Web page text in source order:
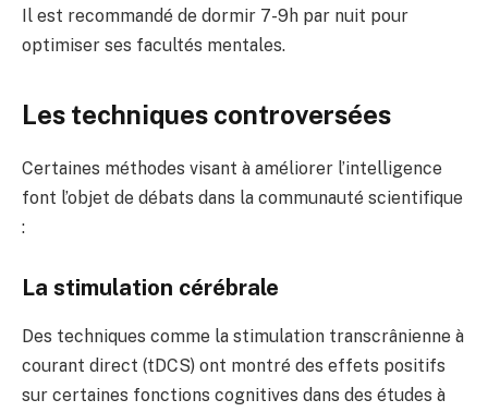
Il est recommandé de dormir 7-9h par nuit pour
optimiser ses facultés mentales.
Les techniques controversées
Certaines méthodes visant à améliorer l’intelligence
font l’objet de débats dans la communauté scientifique
:
La stimulation cérébrale
Des techniques comme la stimulation transcrânienne à
courant direct (tDCS) ont montré des effets positifs
sur certaines fonctions cognitives dans des études à